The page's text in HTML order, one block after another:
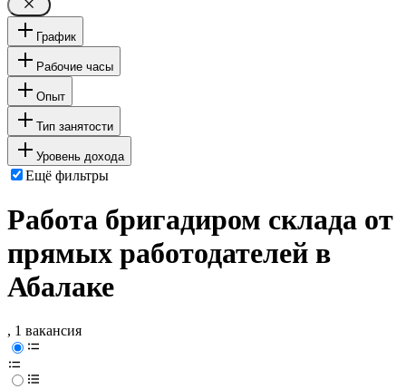
График
Рабочие часы
Опыт
Тип занятости
Уровень дохода
Ещё фильтры
Работа бригадиром склада от
прямых работодателей в
Абалаке
, 1 вакансия